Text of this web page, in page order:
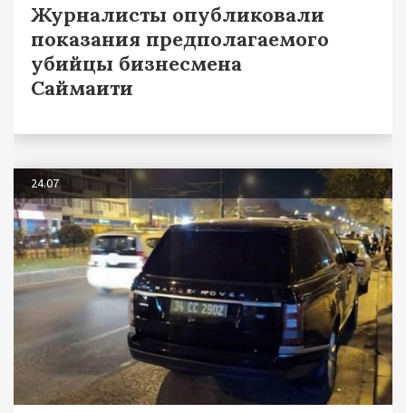
Журналисты опубликовали
показания предполагаемого
убийцы бизнесмена
Саймаити
24.07